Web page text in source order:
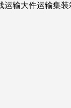
运输大件运输集装